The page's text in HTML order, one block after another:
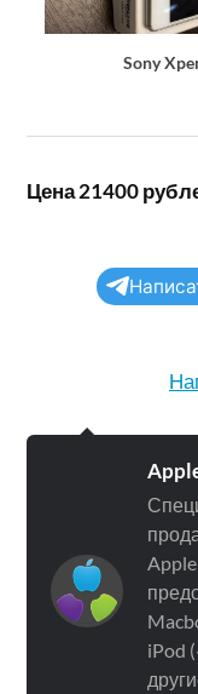
Sony
Цена 21400
iPod